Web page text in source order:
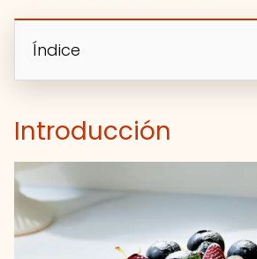
Índice
Introducción